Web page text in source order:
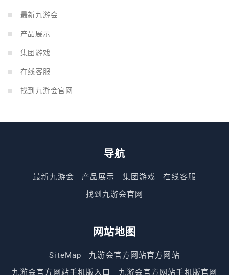
最新九游会
产品展示
集团游戏
在线客服
找到九游会官网
导航
最新九游会 产品展示 集团游戏
在线客服
找到九游会官网
网站地图
SiteMap
九游会官方网站官方网站
九游会官方网站手机版入口
九游会官方网站手机版官网